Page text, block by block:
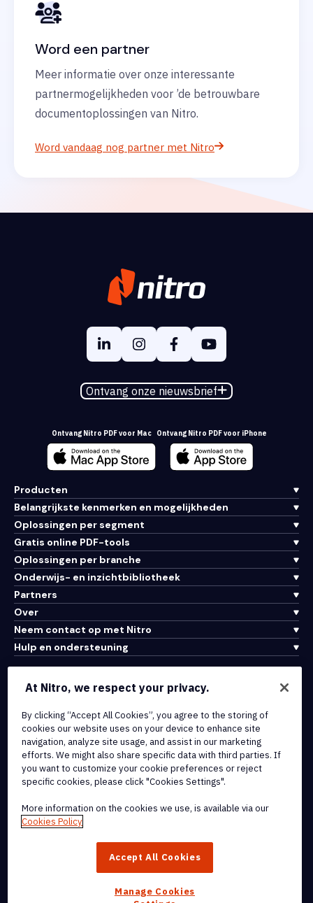
Word een partner
Meer informatie over onze interessante
partnermogelijkheden voor ’de betrouwbare
documentoplossingen van Nitro.
Word vandaag nog partner met Nitro
Ontvang onze nieuwsbrief
Ontvang Nitro PDF voor Mac Ontvang Nitro PDF voor iPhone
Producten
Belangrijkste kenmerken en mogelijkheden
Oplossingen per segment
Gratis online PDF-tools
Oplossingen per branche
Onderwijs- en inzichtbibliotheek
Partners
Over
Neem contact op met Nitro
Hulp en ondersteuning
Integraties en API-connectiviteit
Cookiebeleid
Copyrightbeleid
Alle voorwaarden en beleidsmaatregelen
© 2026 Nitro Software, Inc. Inc. Alle rechten voorbehouden.
Nitro, het Nitro-logo, Nitro Productivity Platform, Nitro PDF Pro, Nitro
dochterondernemingen in de Verenigde Staten en/of andere
At Nitro, we respect your privacy.
By clicking “Accept All Cookies”, you agree to the storing of
cookies our website uses on your device to enhance site
navigation, analyze site usage, and assist in our marketing
efforts. We might also share specific data with third parties. If
you want to customize your cookie preferences or reject
specific cookies, please click "Cookies Settings".
More information on the cookies we use, is available via our
Cookies Policy
Accept All Cookies
Manage Cookies